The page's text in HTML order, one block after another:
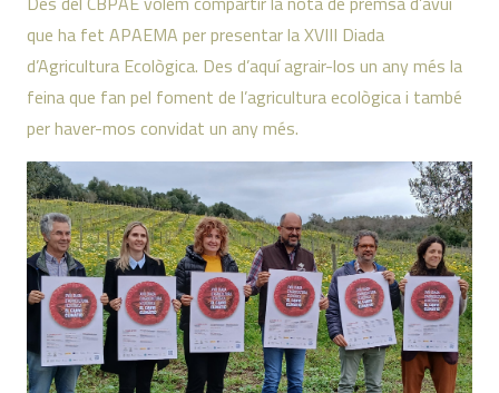
que ha fet APAEMA per presentar la XVIII Diada
d’Agricultura Ecològica. Des d’aquí agrair-los un any més la
feina que fan pel foment de l’agricultura ecològica i també
per haver-mos convidat un any més.